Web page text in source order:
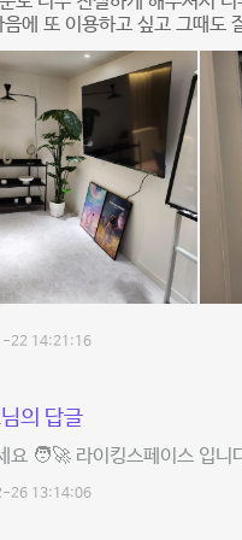
에 또 이용하고 싶고 그때도
22 14:21:16
의 답글
요 🧑‍🚀 라이킹스페이스 입
26 13:14:06